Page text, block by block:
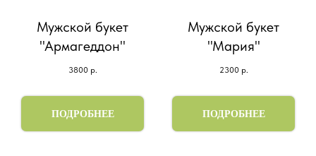
Мужской букет
"Армагеддон"
3800 р.
ПОДРОБНЕЕ
Мужской букет
"Мария"
2300 р.
ПОДРОБНЕЕ